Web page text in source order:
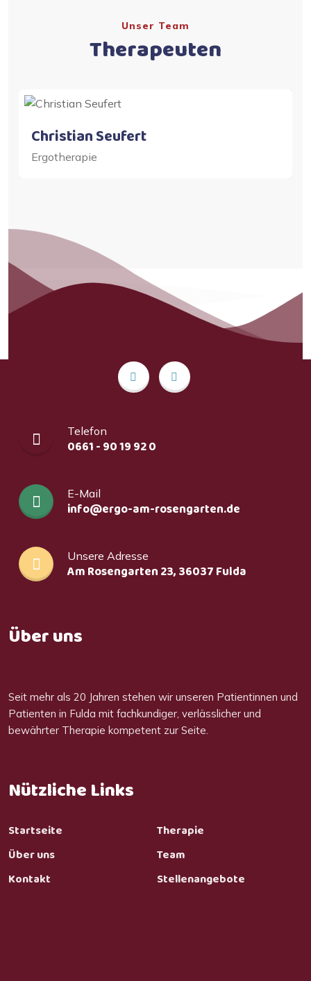
Unser Team
Therapeuten
Telefon
0661 - 90 19 92 0
E-Mail
info@ergo-am-rosengarten.de
Unsere Adresse
Am Rosengarten 23, 36037 Fulda
Über uns
Seit mehr als 20 Jahren stehen wir unseren Patientinnen und
Patienten in Fulda mit fachkundiger, verlässlicher und
bewährter Therapie kompetent zur Seite.
Nützliche Links
Startseite
Therapie
Über uns
Team
Kontakt
Stellenangebote